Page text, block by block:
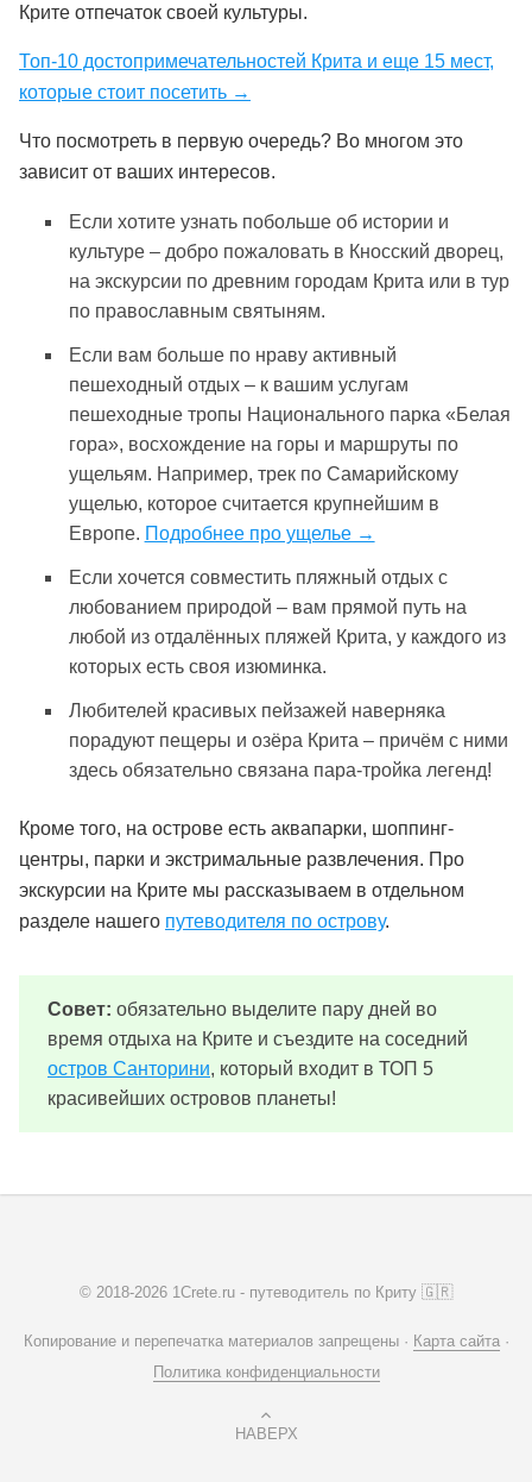
Крите отпечаток своей культуры.
Топ-10 достопримечательностей Крита и еще 15 мест,
которые стоит посетить →
Что посмотреть в первую очередь? Во многом это
зависит от ваших интересов.
Если хотите узнать побольше об истории и
культуре – добро пожаловать в Кносский дворец,
на экскурсии по древним городам Крита или в тур
по православным святыням.
Если вам больше по нраву активный
пешеходный отдых – к вашим услугам
пешеходные тропы Национального парка «Белая
гора», восхождение на горы и маршруты по
ущельям. Например, трек по Самарийскому
ущелью, которое считается крупнейшим в
Европе. Подробнее про ущелье →
Если хочется совместить пляжный отдых с
любованием природой – вам прямой путь на
любой из отдалённых пляжей Крита, у каждого из
которых есть своя изюминка.
Любителей красивых пейзажей наверняка
порадуют пещеры и озёра Крита – причём с ними
здесь обязательно связана пара-тройка легенд!
Кроме того, на острове есть аквапарки, шоппинг-
центры, парки и экстримальные развлечения. Про
экскурсии на Крите мы рассказываем в отдельном
разделе нашего путеводителя по острову.
Совет: обязательно выделите пару дней во
время отдыха на Крите и съездите на соседний
остров Санторини, который входит в ТОП 5
красивейших островов планеты!
© 2018-2026 1Crete.ru - путеводитель по Криту 🇬🇷
Копирование и перепечатка материалов запрещены · Карта сайта·
Политика конфиденциальности
НАВЕРХ